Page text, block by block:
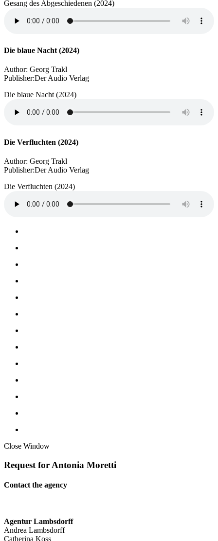
Gesang des Abgeschiedenen (2024)
Die blaue Nacht (2024)
Author: Georg Trakl
Publisher:Der Audio Verlag
Die blaue Nacht (2024)
Die Verfluchten (2024)
Author: Georg Trakl
Publisher:Der Audio Verlag
Die Verfluchten (2024)
Close Window
Request for Antonia Moretti
Contact the agency
Agentur Lambsdorff
Andrea Lambsdorff
Catherina Koss